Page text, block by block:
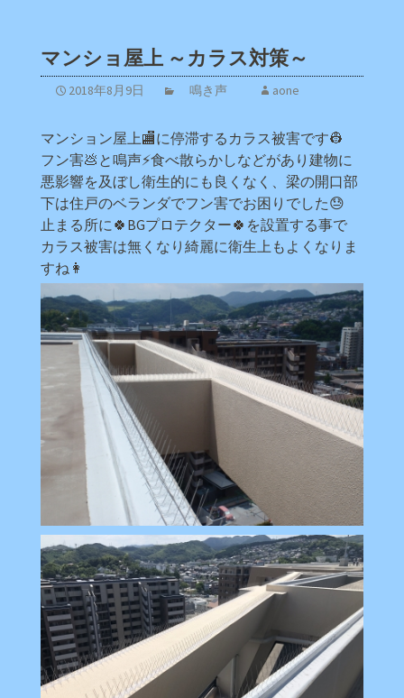
マンショ屋上 ～カラス対策～
2018年8月9日 鳴き声 aone
マンション屋上🏬に停滞するカラス被害です👷
フン害💩と鳴声⚡食べ散らかしなどがあり建物に
悪影響を及ぼし衛生的にも良くなく、梁の開口部
下は住戸のベランダでフン害でお困りでした😓
止まる所に🍀BGプロテクター🍀を設置する事で
カラス被害は無くなり綺麗に衛生上もよくなりま
すね👩